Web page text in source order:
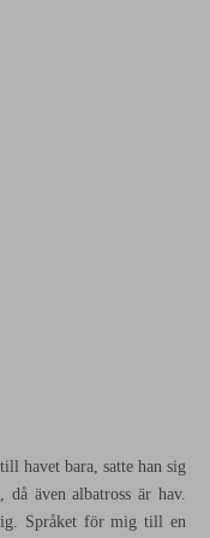
havet bara, satte han sig
även albatross är hav.
Språket för mig till en